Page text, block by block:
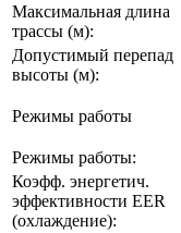
Максимальная длина
трассы (м):
Допустимый перепад
высоты (м):
Режимы работы
Режимы работы:
Коэфф. энергетич.
эффективности EER
(охлаждение):